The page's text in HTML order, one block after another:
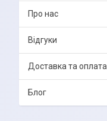
Про нас
Відгуки
Доставка та оплата
Блог